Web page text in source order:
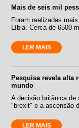
Mais de seis mil
Foram realizadas
Líbia. Cerca de 6500
LER MAIS
Pesquisa revela alta
mundo
A decisão britânica de
"brexit" e a ascensão
LER MAIS